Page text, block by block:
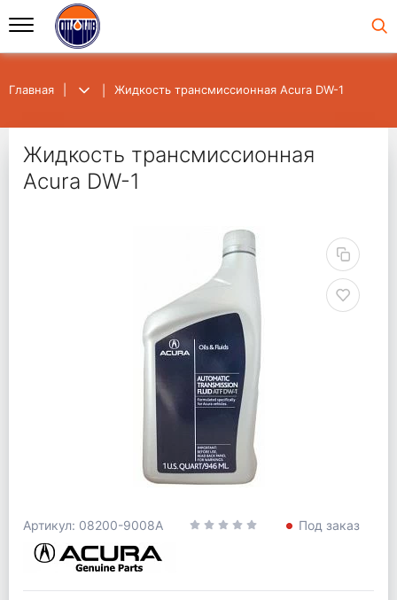
Главная Жидкость трансмиссионная Acura DW-1
Жидкость трансмиссионная
Acura DW-1
Артикул: 08200-9008A Под заказ